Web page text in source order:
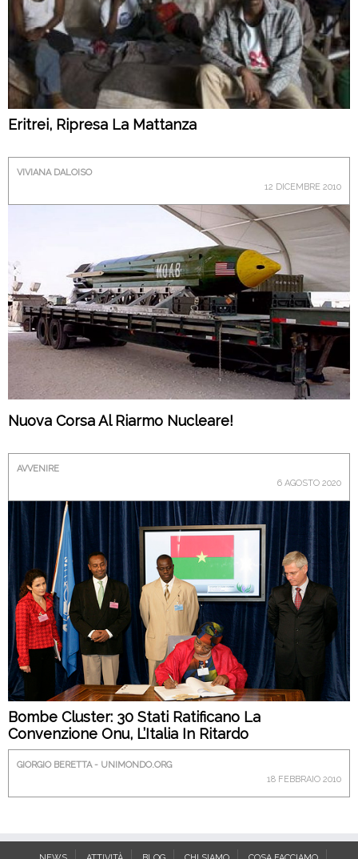
Eritrei, Ripresa La Mattanza
VIVIANA DALOISO
12 DICEMBRE 2010
Nuova Corsa Al Riarmo Nucleare!
AVVENIRE
6 AGOSTO 2020
Bombe Cluster: 30 Stati Ratificano La
Convenzione Onu, L’Italia In Ritardo
GIORGIO BERETTA - UNIMONDO.ORG
18 FEBBRAIO 2010